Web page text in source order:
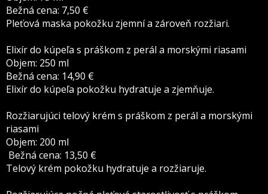
Bežná cena: 7,50 €
Pleťová maska pokožku zjemní a zároveň rozžiari.
Elixír do kúpeľa s práškom z perál a morskými riasami
Objem: 250 ml
Bežná cena: 14,90 €
Elixír do kúpeľa pokožku hydratuje a zjemňuje.
Rozžiarujúci telový krém s práškom z perál a morskými
riasami
Objem: 200 ml
Bežná cena: 13,50 €
Telový krém pokožku hydratuje a rozžiaruje.